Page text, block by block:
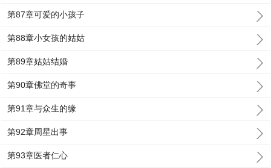
第87章可爱的小孩子
第88章小女孩的姑姑
第89章姑姑结婚
第90章佛堂的奇事
第91章与众生的缘
第92章周星出事
第93章医者仁心